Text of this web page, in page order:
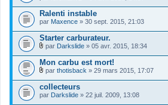
o
i
n
t
(
s
)
i
e
r
s
)
o
i
n
t
(
s
Ralenti instable
par Maxence » 30 sept. 2015, 21:03
Starter carburateur.
F
i
c
h
i
e
r
par Darkslide » 05 avr. 2015, 18:34
Mon carbu est mort!
F
i
c
h
par thotisback » 29 mars 2015, 17:07
collecteurs
par Darkslide » 22 juil. 2009, 13:08